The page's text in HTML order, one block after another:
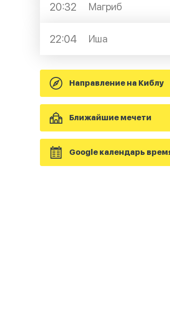
20:32 Магриб
22:04 Иша
Направление на Киблу
Ближайшие мечети
Google календарь